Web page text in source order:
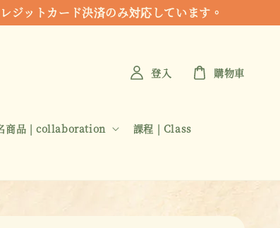
ットカード決済のみ対応しています。
商品 | collaboration 課程 | Class
登入 購物車